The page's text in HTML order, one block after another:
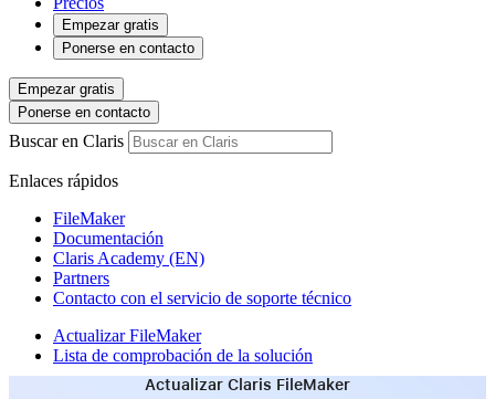
Empezar gratis
Ponerse en contacto
Empezar gratis
Ponerse en contacto
Buscar en Claris
Enlaces rápidos
FileMaker
Documentación
Claris Academy (EN)
Partners
Contacto con el servicio de soporte técnico
Actualizar FileMaker
Lista de comprobación de la solución
Actualizar Claris FileMaker